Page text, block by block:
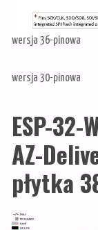
wersja 36-pinowa
wersja 30-pinowa
ESP-32-
AZ-
płytka